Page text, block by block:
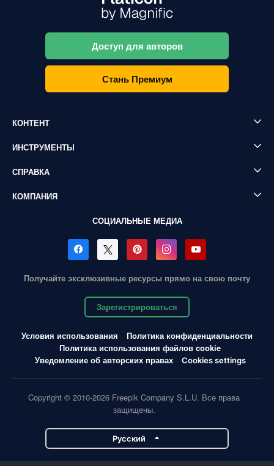
Доступ для авторов
Стань Премиум
КОНТЕНТ
ИНСТРУМЕНТЫ
СПРАВКА
КОМПАНИЯ
СОЦИАЛЬНЫЕ МЕДИА
Получайте эксклюзивные ресурсы прямо на свою почту
Зарегистрироваться
Условия использования
Политика конфиденциальности
Политика использования файлов cookie
Уведомление об авторских правах
Cookies settings
Copyright © 2010-2026 Freepik Company S.L.U. Все права
защищены.
Pусский